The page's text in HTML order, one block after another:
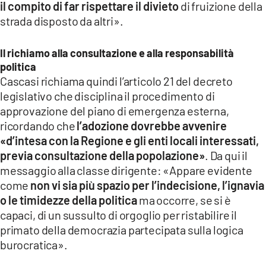
il compito di far rispettare il divietodi fruizione della
strada disposto da altri».
Il richiamo alla consultazione e alla responsabilità
politica
Cascasi richiama quindi l’articolo 21 del decreto
legislativo che disciplina il procedimento di
approvazione del piano di emergenza esterna,
ricordando chel’adozione dovrebbe avvenire
«d’intesa con la Regione e gli enti locali interessati,
previa consultazione della popolazione» . Da qui il
messaggio alla classe dirigente: «Appare evidente
come non vi sia più spazio per l’indecisione, l’ignavia
o le timidezze della politicama occorre, se si è
capaci, di un sussulto di orgoglio per ristabilire il
primato della democrazia partecipata sulla logica
burocratica».